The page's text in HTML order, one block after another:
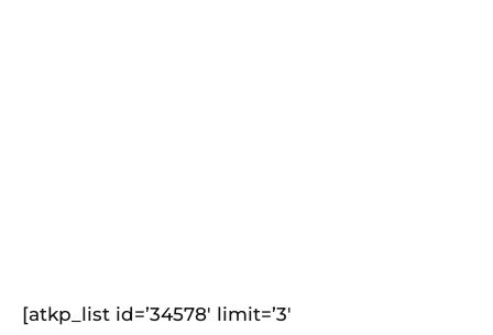
[atkp_list id=’34578′ limit=’3′